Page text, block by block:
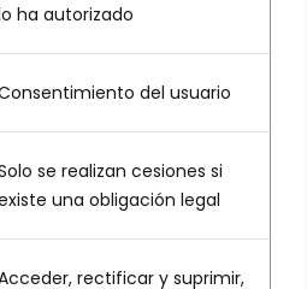
ha autorizado
del usuario
se realizan cesiones si
una obligación legal
rectificar y suprimir,